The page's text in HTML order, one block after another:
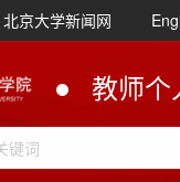
北京大学新闻网
教师个